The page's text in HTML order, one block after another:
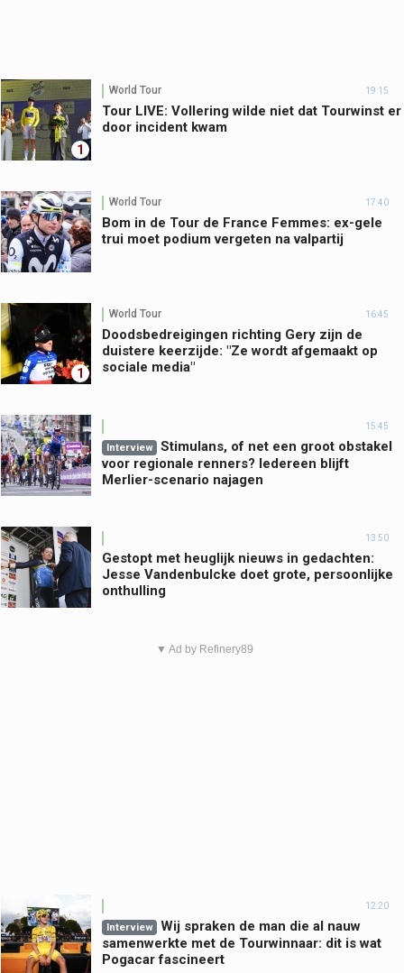
1
World Tour 19:15
Tour LIVE: Vollering wilde niet dat Tourwinst er
door incident kwam
World Tour 17:40
Bom in de Tour de France Femmes: ex-gele
trui moet podium vergeten na valpartij
1
World Tour 16:45
Doodsbedreigingen richting Gery zijn de
duistere keerzijde: "Ze wordt afgemaakt op
sociale media"
15:45
Interview
Stimulans, of net een groot obstakel
voor regionale renners? Iedereen blijft
Merlier-scenario najagen
13:50
Gestopt met heuglijk nieuws in gedachten:
Jesse Vandenbulcke doet grote, persoonlijke
onthulling
▼ Ad by Refinery89
12:20
Interview
Wij spraken de man die al nauw
samenwerkte met de Tourwinnaar: dit is wat
Pogacar fascineert